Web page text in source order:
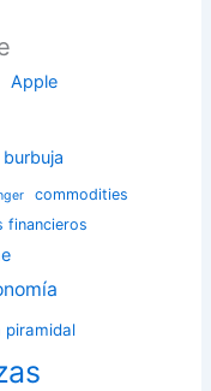
Apple
burbuja
commodities
financieros
piramidal